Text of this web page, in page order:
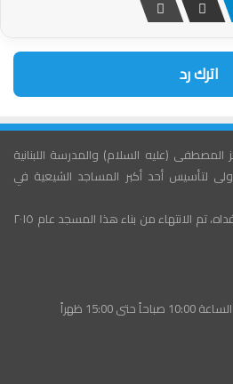
اترك رد
مركز المصطفى (عليه السلام) والمدرسة اللبنانية
لتأسيس أحد أكبر المساجد الشيعية في
وبفضل بقية الله الأعظم أرواحنا فداه، تم الانتهاء من بناء هذا المسجد عام ٢٠١٥
15:00 ظهراً